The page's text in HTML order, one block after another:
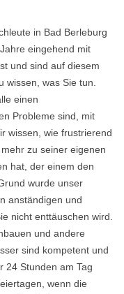
in Bad Berleburg
eingehend mit
und sind auf diesem
wissen, was Sie tun.
einen
Probleme sind, mit
wissen, wie frustrierend
zu seiner eigenen
hat, der einem den
wurde unser
anständigen und
nicht enttäuschen wird.
und andere
sind kompetent und
24 Stunden am Tag
wenn die